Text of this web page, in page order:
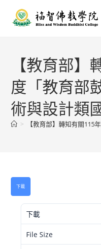
【教育部
度「教育部
術與設計類
> 【教育部】轉知有關115
下載
下載
File Size